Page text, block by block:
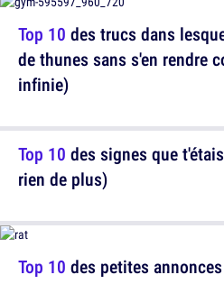
Top 10 des trucs dans
de thunes sans s'en rendre
infinie)
Top 10 des petites
Top 10 des signes que
rien de plus)